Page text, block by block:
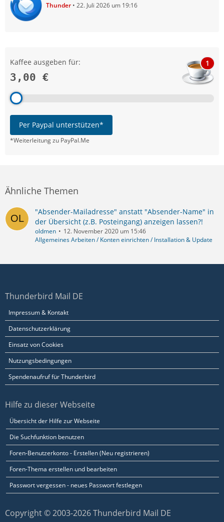
Thunder 22. Juli 2026 um 19:16
Kaffee ausgeben für:
3,00 €
1
Per Paypal unterstützen*
*Weiterleitung zu PayPal.Me
Ähnliche Themen
"Absender-Mailadresse" anstatt "Absender-Name" in
der Übersicht (z.B. Posteingang) anzeigen lassen?!
oldmen
12. November 2020 um 15:46
Allgemeines Arbeiten / Konten einrichten / Installation & Update
Thunderbird Mail DE
Impressum & Kontakt
Datenschutzerklärung
Einsatz von Cookies
Nutzungsbedingungen
Spendenaufruf für Thunderbird
Hilfe zu dieser Webseite
Übersicht der Hilfe zur Webseite
Die Suchfunktion benutzen
Foren-Benutzerkonto - Erstellen (Neu registrieren)
Foren-Thema erstellen und bearbeiten
Passwort vergessen - neues Passwort festlegen
Copyright © 2003-2026 Thunderbird Mail DE